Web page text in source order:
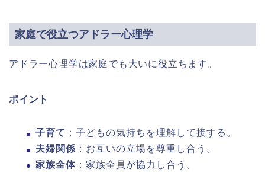
家庭で役立つアドラー心理学
アドラー心理学は家庭でも大いに役立ちます。
ポイント
子育て ：子どもの気持ちを理解して接する。
夫婦関係 ：お互いの立場を尊重し合う。
家族全体 ：家族全員が協力し合う。